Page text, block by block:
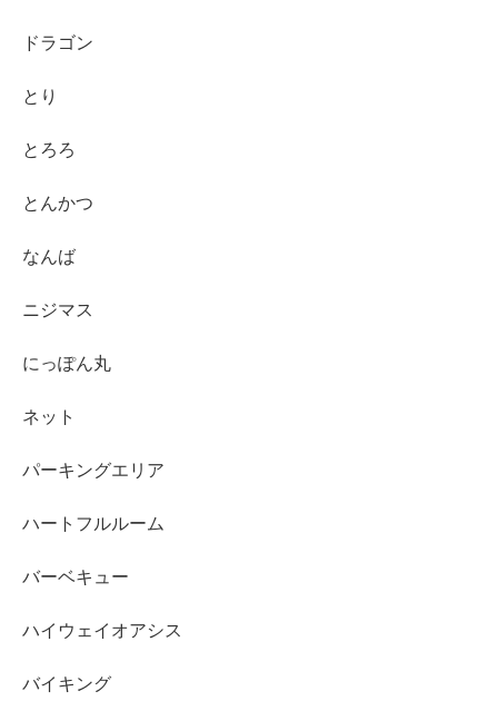
ドラゴン
とり
とろろ
とんかつ
なんば
ニジマス
にっぽん丸
ネット
パーキングエリア
ハートフルルーム
バーベキュー
ハイウェイオアシス
バイキング